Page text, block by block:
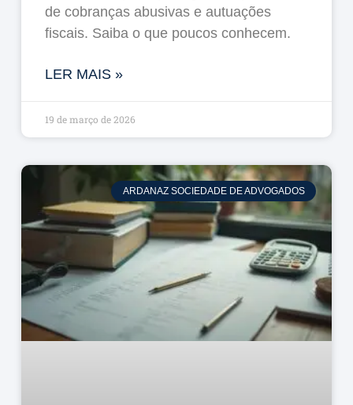
de cobranças abusivas e autuações
fiscais. Saiba o que poucos conhecem.
LER MAIS »
19 de março de 2026
ARDANAZ SOCIEDADE DE ADVOGADOS